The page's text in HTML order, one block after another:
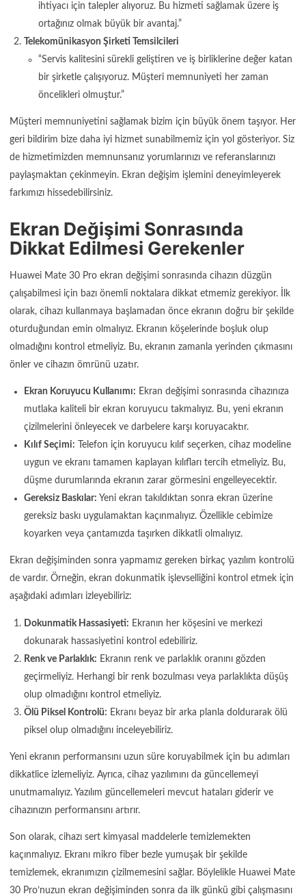
ihtiyacı için talepler alıyoruz. Bu hizmeti sağlamak üzere iş
ortağınız olmak büyük bir avantaj.”
Telekomünikasyon Şirketi Temsilcileri
“Servis kalitesini sürekli geliştiren ve iş birliklerine değer katan
bir şirketle çalışıyoruz. Müşteri memnuniyeti her zaman
öncelikleri olmuştur.”
Müşteri memnuniyetini sağlamak bizim için büyük önem taşıyor. Her
geri bildirim bize daha iyi hizmet sunabilmemiz için yol gösteriyor. Siz
de hizmetimizden memnunsanız yorumlarınızı ve referanslarınızı
paylaşmaktan çekinmeyin. Ekran değişim işlemini deneyimleyerek
farkımızı hissedebilirsiniz.
Ekran Değişimi Sonrasında
Dikkat Edilmesi Gerekenler
Huawei Mate 30 Pro ekran değişimi sonrasında cihazın düzgün
çalışabilmesi için bazı önemli noktalara dikkat etmemiz gerekiyor. İlk
olarak, cihazı kullanmaya başlamadan önce ekranın doğru bir şekilde
oturduğundan emin olmalıyız. Ekranın köşelerinde boşluk olup
olmadığını kontrol etmeliyiz. Bu, ekranın zamanla yerinden çıkmasını
önler ve cihazın ömrünü uzatır.
Ekran Koruyucu Kullanımı: Ekran değişimi sonrasında cihazınıza
mutlaka kaliteli bir ekran koruyucu takmalıyız. Bu, yeni ekranın
çizilmelerini önleyecek ve darbelere karşı koruyacaktır.
Kılıf Seçimi: Telefon için koruyucu kılıf seçerken, cihaz modeline
uygun ve ekranı tamamen kaplayan kılıfları tercih etmeliyiz. Bu,
düşme durumlarında ekranın zarar görmesini engelleyecektir.
Gereksiz Baskılar: Yeni ekran takıldıktan sonra ekran üzerine
gereksiz baskı uygulamaktan kaçınmalıyız. Özellikle cebimize
koyarken veya çantamızda taşırken dikkatli olmalıyız.
Ekran değişiminden sonra yapmamız gereken birkaç yazılım kontrolü
de vardır. Örneğin, ekran dokunmatik işlevselliğini kontrol etmek için
aşağıdaki adımları izleyebiliriz:
Dokunmatik Hassasiyeti: Ekranın her köşesini ve merkezi
dokunarak hassasiyetini kontrol edebiliriz.
Renk ve Parlaklık: Ekranın renk ve parlaklık oranını gözden
geçirmeliyiz. Herhangi bir renk bozulması veya parlaklıkta düşüş
olup olmadığını kontrol etmeliyiz.
Ölü Piksel Kontrolü: Ekranı beyaz bir arka planla doldurarak ölü
piksel olup olmadığını inceleyebiliriz.
Yeni ekranın performansını uzun süre koruyabilmek için bu adımları
dikkatlice izlemeliyiz. Ayrıca, cihaz yazılımını da güncellemeyi
unutmamalıyız. Yazılım güncellemeleri mevcut hataları giderir ve
cihazınızın performansını artırır.
Son olarak, cihazı sert kimyasal maddelerle temizlemekten
kaçınmalıyız. Ekranı mikro fiber bezle yumuşak bir şekilde
temizlemek, ekranımızın çizilmemesini sağlar. Böylelikle Huawei Mate
30 Pro’nuzun ekran değişiminden sonra da ilk günkü gibi çalışmasını